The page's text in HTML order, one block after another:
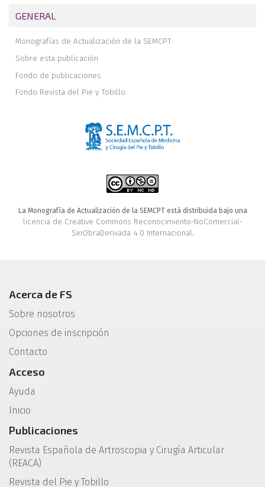
GENERAL
Monografías de Actualización de la SEMCPT
Sobre esta publicación
Fondo de publicaciones
Fondo Revista del Pie y Tobillo
La Monografía de Actualización de la SEMCPT está distribuida bajo una
licencia de Creative Commons Reconocimiento-NoComercial-
SinObraDerivada 4.0 Internacional.
Acerca de FS
Sobre nosotros
Opciones de inscripción
Contacto
Acceso
Ayuda
Inicio
Publicaciones
Revista Española de Artroscopia y Cirugía Articular
(REACA)
Revista del Pie y Tobillo